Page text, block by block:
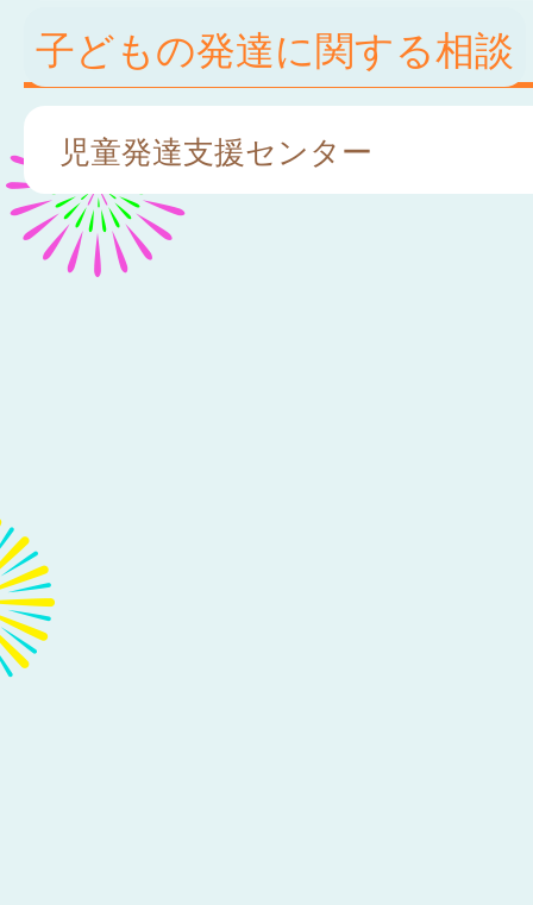
子どもの発達に関する相談
児童発達支援センター